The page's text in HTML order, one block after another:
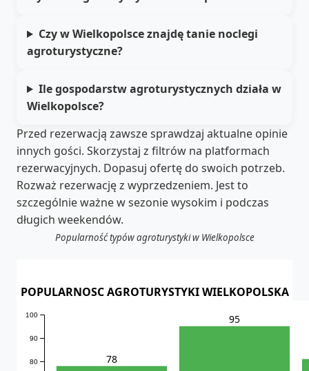
Czy w Wielkopolsce znajdę tanie noclegi
agroturystyczne?
Ile gospodarstw agroturystycznych działa w
Wielkopolsce?
Przed rezerwacją zawsze sprawdzaj aktualne opinie
innych gości. Skorzystaj z filtrów na platformach
rezerwacyjnych. Dopasuj ofertę do swoich potrzeb.
Rozważ rezerwację z wyprzedzeniem. Jest to
szczególnie ważne w sezonie wysokim i podczas
długich weekendów.
Popularność typów agroturystyki w Wielkopolsce
POPULARNOSC AGROTURYSTYKI WIELKOPOLSKA
80
90
100
78
95